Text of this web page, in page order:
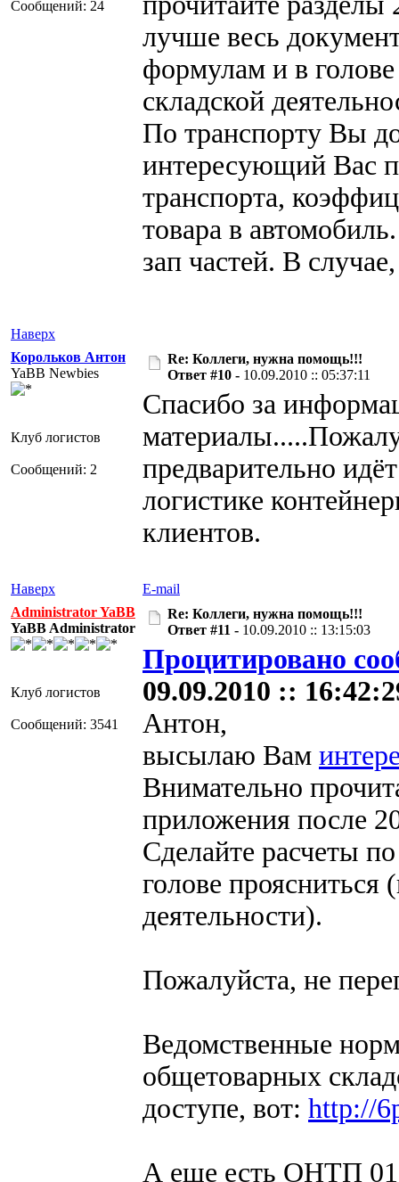
Сообщений: 24
лучше весь
формулам и в
складской
По транспорту Вы
интересующий Вас
транспорта,
товара в
зап частей. В
Наверх
Корольков Антон
YaBB Newbies
Клуб логистов
Сообщений: 2
Re: Коллеги, нужна помощь!!!
Ответ #10 - 10.09.2010 :: 05:37:11
Спасибо за
предварительно
логистике
клиентов.
Наверх
E-mail
Administrator YaBB
YaBB Administrator
Клуб логистов
Сообщений: 3541
Re: Коллеги, нужна помощь!!!
Ответ #11 - 10.09.2010 :: 13:15:03
Процитировано
09.09.2010 ::
Антон,
высылаю Вам
Внимательно
приложения после
Сделайте расчеты
голове проясниться
деятельности).
Пожалуйста, не
Ведомственные
общетоварных
доступе, вот: http://
А еще есть ОНТП